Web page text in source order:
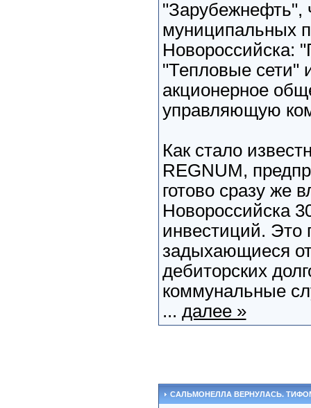
"Зарубежнефть",
муниципальных
Новороссийска:
"Тепловые сети"
акционерное
управляющую
Как стало
REGNUM,
готово сразу же
Новороссийска
инвестиций. Это
задыхающиеся
дебиторских
коммунальные
... далее »
САЛЬМОНЕЛЛА ВЕРНУЛАСЬ.